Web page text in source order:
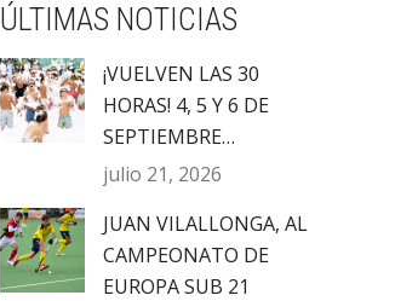
ÚLTIMAS NOTICIAS
¡VUELVEN LAS 30
HORAS! 4, 5 Y 6 DE
SEPTIEMBRE…
julio 21, 2026
JUAN VILALLONGA, AL
CAMPEONATO DE
EUROPA SUB 21